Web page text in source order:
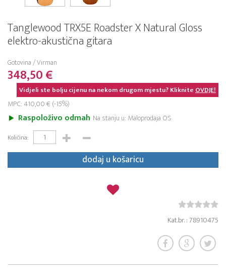
Tanglewood TRX5E Roadster X Natural Gloss
elektro-akustična gitara
Gotovina / Virman
348,50 €
Vidjeli ste bolju cijenu na nekom drugom mjestu? KlikniteOVDJE!
MPC: 410,00 € (-15%)
Raspoloživo odmah Na stanju u: Maloprodaja OS
Količina:
dodaj u košaricu
Kat.br. : 78910475